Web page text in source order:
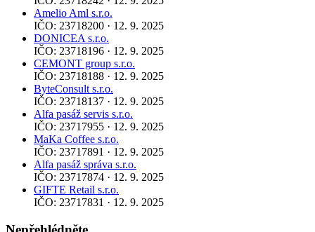
Amelio Aml s.r.o.
IČO: 23718200 · 12. 9. 2025
DONICEA s.r.o.
IČO: 23718196 · 12. 9. 2025
CEMONT group s.r.o.
IČO: 23718188 · 12. 9. 2025
ByteConsult s.r.o.
IČO: 23718137 · 12. 9. 2025
Alfa pasáž servis s.r.o.
IČO: 23717955 · 12. 9. 2025
MaKa Coffee s.r.o.
IČO: 23717891 · 12. 9. 2025
Alfa pasáž správa s.r.o.
IČO: 23717874 · 12. 9. 2025
GIFTE Retail s.r.o.
IČO: 23717831 · 12. 9. 2025